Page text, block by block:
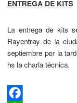
ENTREGA DE KITS
La entrega de kits
Rayentray de la
septiembre por la
hs la charla técnica.